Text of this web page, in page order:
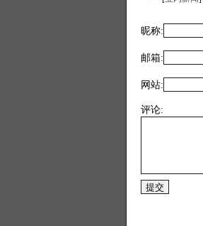
昵称:
邮箱:
网站:
评论: